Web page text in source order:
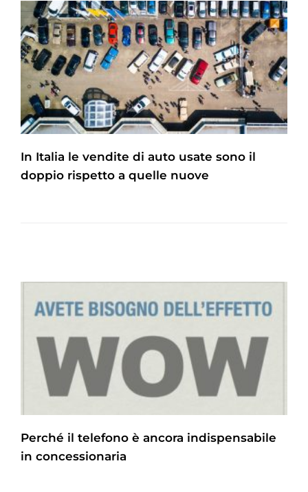
In Italia le vendite di auto usate sono il
doppio rispetto a quelle nuove
Perché il telefono è ancora indispensabile
in concessionaria